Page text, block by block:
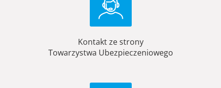
Kontakt ze strony
Towarzystwa Ubezpieczeniowego